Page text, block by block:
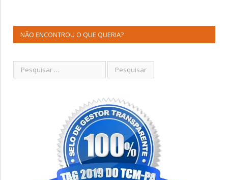
NÃO ENCONTROU O QUE QUERIA?